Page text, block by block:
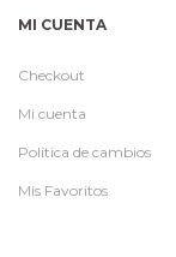
MI CUENTA
Checkout
Mi cuenta
Política de cambios
Mis Favoritos